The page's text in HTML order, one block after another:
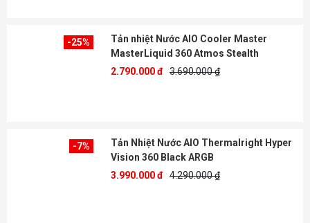
-25%
Tản nhiệt Nước AIO Cooler Master
MasterLiquid 360 Atmos Stealth
2.790.000 đ 3.690.000 ₫
-7%
Tản Nhiệt Nước AIO Thermalright Hyper
Vision 360 Black ARGB
3.990.000 đ 4.290.000 ₫